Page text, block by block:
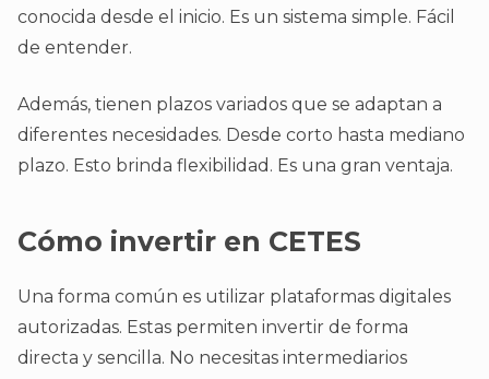
conocida desde el inicio. Es un sistema simple. Fácil
de entender.
Además, tienen plazos variados que se adaptan a
diferentes necesidades. Desde corto hasta mediano
plazo. Esto brinda flexibilidad. Es una gran ventaja.
Cómo invertir en CETES
Una forma común es utilizar plataformas digitales
autorizadas. Estas permiten invertir de forma
directa y sencilla. No necesitas intermediarios